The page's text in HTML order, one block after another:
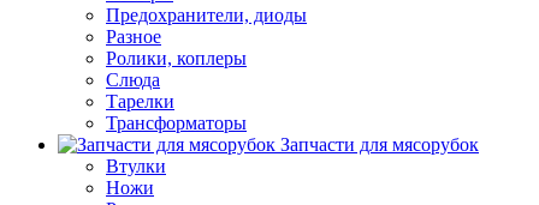
Предохранители, диоды
Разное
Ролики, коплеры
Слюда
Тарелки
Трансформаторы
Запчасти для мясорубок
Втулки
Ножи